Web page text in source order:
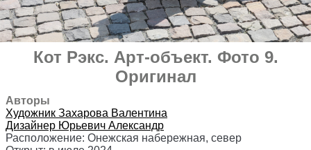
Кот Рэкс. Арт-объект. Фото 9.
Оригинал
Авторы
Художник Захарова Валентина
Дизайнер Юрьевич Александр
Расположение: Онежская набережная, север